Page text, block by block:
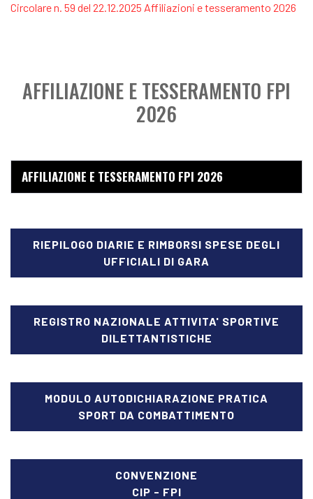
Circolare n. 59 del 22.12.2025 Affiliazioni e tesseramento 2026
AFFILIAZIONE E TESSERAMENTO FPI
2026
AFFILIAZIONE E TESSERAMENTO FPI 2026
RIEPILOGO DIARIE E RIMBORSI SPESE DEGLI
UFFICIALI DI GARA
REGISTRO NAZIONALE ATTIVITA' SPORTIVE
DILETTANTISTICHE
MODULO AUTODICHIARAZIONE PRATICA
SPORT DA COMBATTIMENTO
CONVENZIONE
CIP - FPI